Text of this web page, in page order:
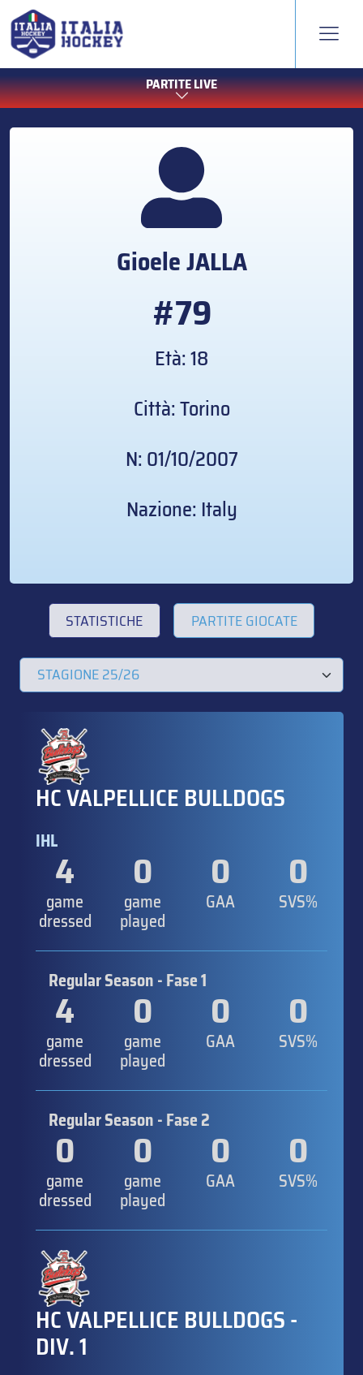
PARTITE LIVE
GioeleJALLA
#79
Età: 18
Città: Torino
N: 01/10/2007
Nazione: Italy
STATISTICHE PARTITE GIOCATE
HC VALPELLICE BULLDOGS
IHL
4
game
dressed
0
game
played
0
GAA
0
SVS%
Regular Season - Fase 1
4
game
dressed
0
game
played
0
GAA
0
SVS%
Regular Season - Fase 2
0
game
dressed
0
game
played
0
GAA
0
SVS%
HC VALPELLICE BULLDOGS -
DIV. 1